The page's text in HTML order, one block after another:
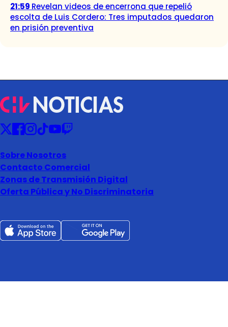
21:59 Revelan videos de encerrona que repelió
escolta de Luis Cordero: Tres imputados quedaron
en prisión preventiva
Sobre Nosotros
Contacto Comercial
Zonas de Transmisión Digital
Oferta Pública y No Discriminatoria